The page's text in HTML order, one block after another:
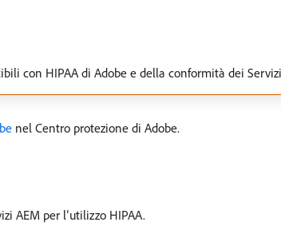
con HIPAA di Adobe e della conformità dei
nel Centro protezione di Adobe.
AEM per l’utilizzo HIPAA.